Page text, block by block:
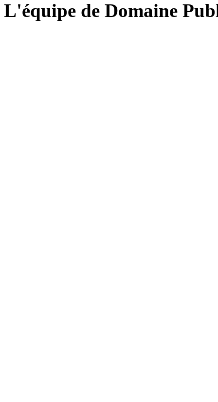
L'équipe de Domaine